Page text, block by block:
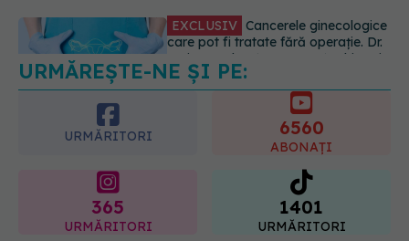
EXCLUSIV Brahiterapie vs
radioterapie externă în cancerul
ginecologic. Dr. Sorin Bogdan
(SANADOR) explică diferența și
cum acționează tratamentul
URMĂREȘTE-NE ȘI PE:
URMĂRITORI 6560
ABONAȚI
URMĂRITORI
1401
URMĂRITORI
ARTICOLE SIMILARE